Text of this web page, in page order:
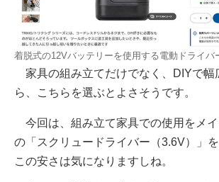
着脱式の12Vバッテリーを使用する電動ドライバ
家具の組み立てだけでなく、DIYで幅
ら、こちらを選ぶとよさそうです。
今回は、組み立て家具での使用をメ
の「スクリュードライバー（3.6V）」を
この安さは気になりますしね。